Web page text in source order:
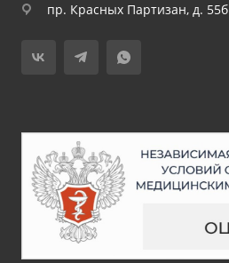
пр. Красных Партизан, д. 55б